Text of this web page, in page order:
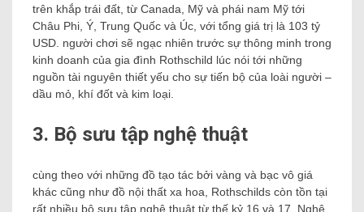
trên khắp trái đất, từ Canada, Mỹ và phái nam Mỹ tới
Châu Phi, Ý, Trung Quốc và Úc, với tổng giá trị là 103 tỷ
USD. người chơi sẽ ngạc nhiên trước sự thông minh trong
kinh doanh của gia đình Rothschild lúc nói tới những
nguồn tài nguyên thiết yếu cho sự tiến bộ của loài người –
dầu mỏ, khí đốt và kim loại.
3. Bộ sưu tập nghệ thuật
cùng theo với những đồ tạo tác bởi vàng và bạc vô giá
khác cũng như đồ nội thất xa hoa, Rothschilds còn tồn tại
rất nhiều bộ sưu tập nghệ thuật từ thế kỷ 16 và 17. Nghệ